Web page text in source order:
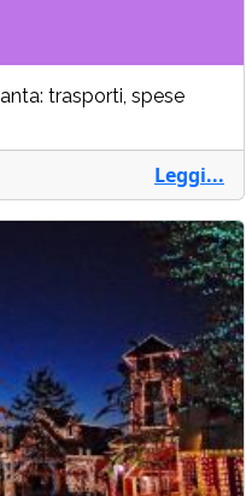
trasporti, spese
Leggi...